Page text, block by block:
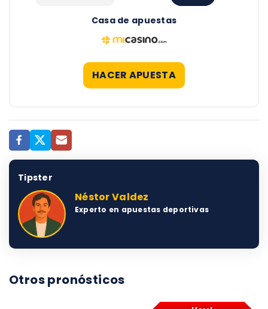
HACER APUESTA
Casa de apuestas
Tipster
Néstor Valdez
Experto en apuestas deportivas
Otros pronósticos